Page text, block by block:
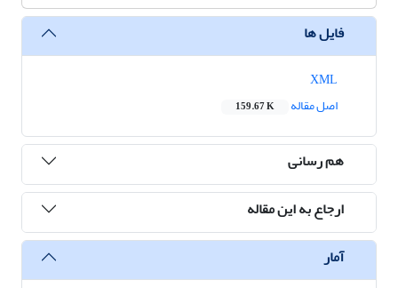
فایل ها
اصل مقاله
159.67 K
هم رسانی
ارجاع به این مقاله
آمار